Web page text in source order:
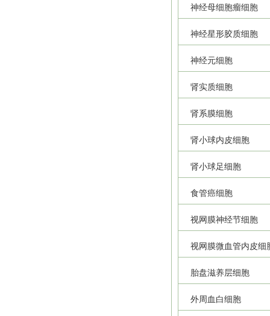
神经母细胞瘤细胞
神经星形胶质细胞
神经元细胞
肾实质细胞
肾系膜细胞
肾小球内皮细胞
肾小球足细胞
食管癌细胞
视网膜神经节细胞
视网膜微血管内皮细
胎盘滋养层细胞
外周血白细胞